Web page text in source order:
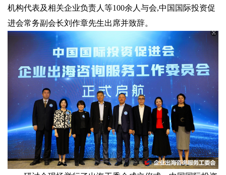
机构代表及相关企业负责人等100余人与会,中国国际投资促
进会常务副会长刘作章先生出席并致辞。